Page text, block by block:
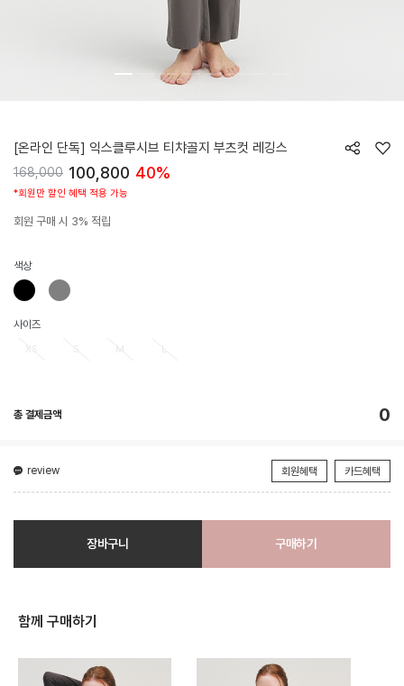
[온라인 단독] 익스클루시브 티챠골지 부츠컷 레깅스
168,000 100,800 40%
*회원만 할인 혜택 적용 가능
회원 구매 시 3% 적립
색상
사이즈
총 결제금액 0
review 회원혜택 카드혜택
장바구니 구매하기
함께 구매하기